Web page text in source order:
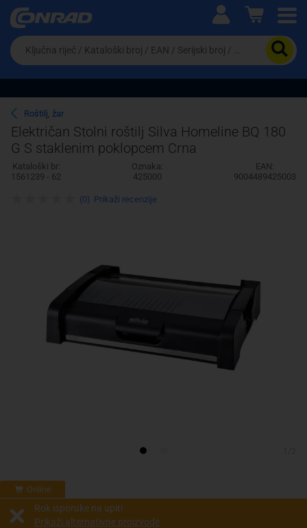
Ova postavka prilagođava asortiman proizvoda i
cijene vašim potrebama.
Pravno lice
Da
biste
potražili
proizvod,
unesite
ključnu
riječ,
kataloški
broj,
EAN
ili
Roštilj, žar
Električan Stolni roštilj Silva Homeline BQ 180
G S staklenim poklopcem Crna
Kataloški br:
1561239 - 62
Oznaka:
425000
EAN:
9004489425003
Online
Rok isporuke na upit!
Prikaži alternativne proizvode
(0) Prikaži recenzije